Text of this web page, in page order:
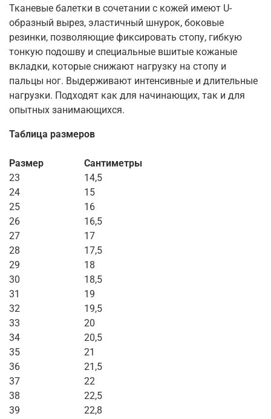
Тканевые балетки в сочетании с кожей имеют U-
образный вырез, эластичный шнурок, боковые
резинки, позволяющие фиксировать стопу, гибкую
тонкую подошву и специальные вшитые кожаные
вкладки, которые снижают нагрузку на стопу и
пальцы ног. Выдерживают интенсивные и длительные
нагрузки. Подходят как для начинающих, так и для
опытных занимающихся.
Таблица размеров
Размер
Сантиметры
23
14,5
24
15
25
16
26
16,5
27
17
28
17,5
29
18
30
18,5
31
19
32
19,5
33
20
34
20,5
35
21
36
21,5
37
22
38
22,5
39
22,8